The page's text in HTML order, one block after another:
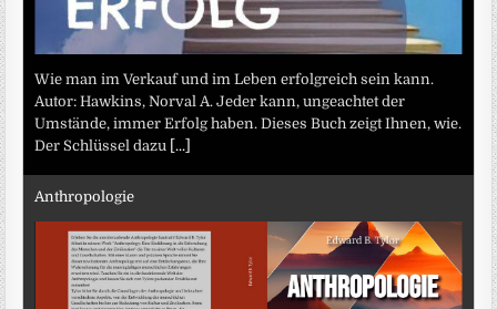
Wie man im Verkauf und im Leben erfolgreich sein kann.
Autor: Hawkins, Norval A. Jeder kann, ungeachtet der
Umstände, immer Erfolg haben. Dieses Buch zeigt Ihnen, wie.
Der Schlüssel dazu
[...]
Anthropologie